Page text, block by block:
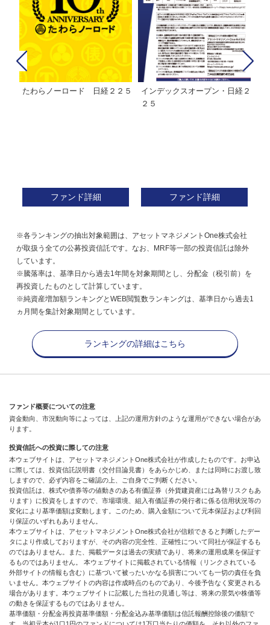
たわらノーロード 日経２２５
ファンド詳細
インデックスオープン・日経２
２５
ファンド詳細
※各ランキングの抽出対象範囲は、アセットマネジメントOne株式会社
が取扱う全ての公募投資信託です。なお、MRF等一部の投資信託は除外
しています。
※騰落率は、基準日から過去1年間を対象期間とし、分配金（税引前）を
再投資したものとして計算しています。
※純資産増加額ランキングとWEB閲覧数ランキングは、基準日から過去1
ヵ月間を集計対象期間としています。
ランキングの詳細はこちら
ファンド概要についての注意
資金動向、市況動向等によっては、上記の運用方針のような運用ができない場合があ
ります。
投資信託への投資に際しての注意
本ウェブサイトは、アセットマネジメントOne株式会社が作成したものです。お申込
に際しては、投資信託説明書（交付目論見書）をあらかじめ、または同時にお渡し致
しますので、必ず内容をご確認の上、ご自身でご判断ください。
投資信託は、株式や債券等の値動きのある有価証券（外貨建資産には為替リスクもあ
ります）に投資をしますので、市場環境、組入有価証券の発行者に係る信用状況等の
変化により基準価額は変動します。このため、購入金額について元本保証および利回
り保証のいずれもありません。
本ウェブサイトは、アセットマネジメントOne株式会社が信頼できると判断したデー
タにより作成しておりますが、その内容の完全性、正確性について同社が保証するも
のではありません。また、掲載データは過去の実績であり、将来の運用成果を保証す
るものではありません。 本ウェブサイトに掲載されている情報（リンクされている
外部サイトの情報も含む）に基づいて被ったいかなる損害についても一切の責任を負
いません。本ウェブサイトの内容は作成時点のものであり、今後予告なく変更される
場合があります。本ウェブサイトに記載した当社の見通し等は、将来の景気や株価等
の動きを保証するものではありません。
基準価額・分配金再投資基準価額・分配金込み基準価額は信託報酬控除後の価額で
す。当初元本が1口1円のファンドについては1万口当たりの価額を、それ以外のファ